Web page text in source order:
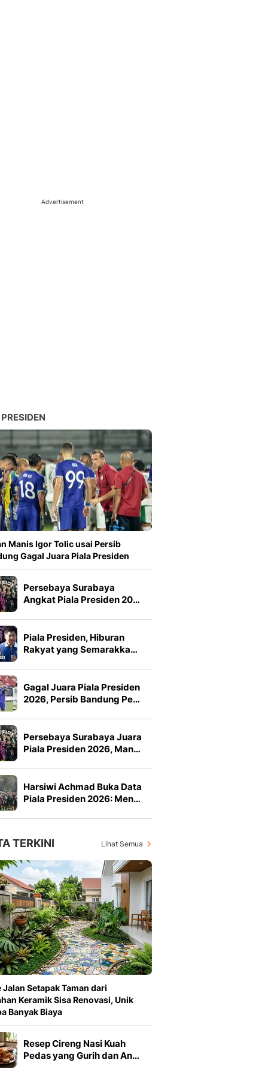
Advertisement
Manis Igor Tolic usai Persib
Gagal Juara Piala Presiden
Persebaya Surabaya
Angkat Piala Presiden 20…
Piala Presiden, Hiburan
Rakyat yang Semarakka…
Gagal Juara Piala Presiden
2026, Persib Bandung Pe…
Persebaya Surabaya Juara
Piala Presiden 2026, Man…
Harsiwi Achmad Buka Data
Piala Presiden 2026: Men…
TERKINI Lihat Semua
Jalan Setapak Taman dari
Keramik Sisa Renovasi, Unik
Banyak Biaya
Resep Cireng Nasi Kuah
Pedas yang Gurih dan An…